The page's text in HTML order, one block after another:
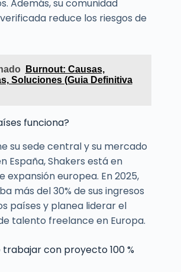
Además, su comunidad
reduce los riesgos de
Burnout: Causas,
Soluciones (Guia Definitiva
funciona?
su sede central y su mercado
España, Shakers está en
expansión europea. En 2025,
más del 30% de sus ingresos
países y planea liderar el
talento freelance en Europa.
trabajar con proyecto 100 %